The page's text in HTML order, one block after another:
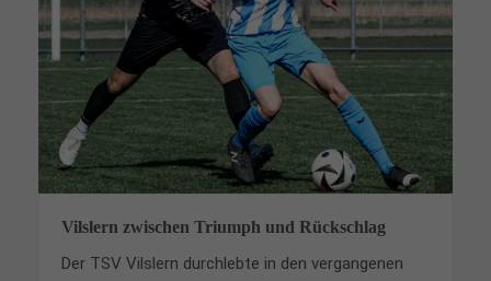
Vilslern zwischen Triumph und Rückschlag
Der TSV Vilslern durchlebte in den vergangenen